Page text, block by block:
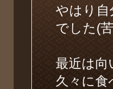
やはり自
でした(
最近は向
久々に